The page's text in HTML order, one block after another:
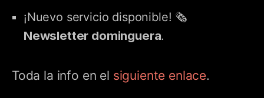
¡Nuevo servicio disponible! 🗞️
Newsletter dominguera.
Toda la info en el siguiente enlace.